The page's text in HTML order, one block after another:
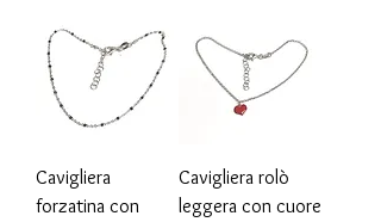
Cavigliera
forzatina con
Cavigliera rolò
leggera con cuore